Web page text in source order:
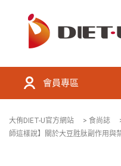
會員專區
大侑DIET-U官方網站 > 食尚誌
師這樣說】關於大豆胜肽副作用與